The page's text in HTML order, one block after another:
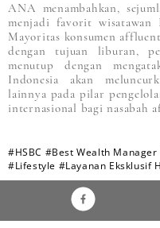
ANA menambahkan,
menjadi favorit wisatawan
Mayoritas konsumen
dengan tujuan liburan,
menutup dengan
Indonesia akan
lainnya pada pilar
internasional bagi nasabah
#HSBC #Best Wealth Manager
#Lifestyle #Layanan Eksklusif